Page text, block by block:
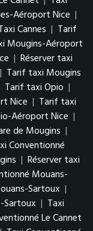
Aéroport Nice |
Cannes | Tarif
Mougins-Aéroport
| Réserver taxi
| Tarif taxi Mougins
Tarif taxi Opio |
Nice | Tarif taxi
Aéroport Nice |
de Mougins |
Conventionné
| Réserver taxi
Mouans-
Sartoux |
Sartoux | Taxi
Le Cannet